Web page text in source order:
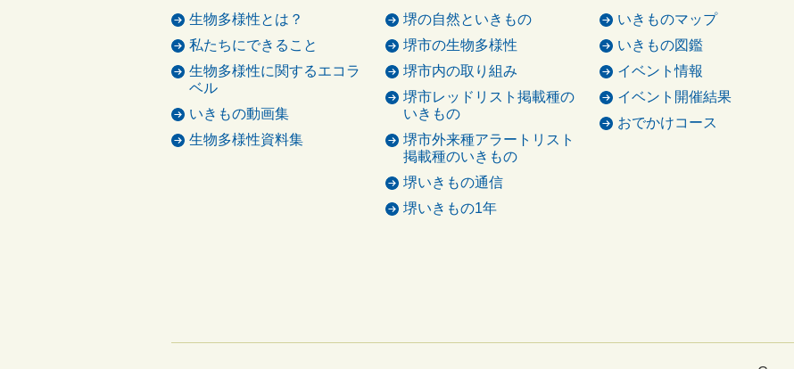
生物多様性とは？
私たちにできること
生物多様性に関するエコラ
ベル
いきもの動画集
生物多様性資料集
堺の自然といきもの
堺市の生物多様性
堺市内の取り組み
堺市レッドリスト掲載種の
いきもの
堺市外来種アラートリスト
掲載種のいきもの
堺いきもの通信
堺いきもの1年
いきものマップ
いきもの図鑑
イベント情報
イベント開催結果
おでかけコース